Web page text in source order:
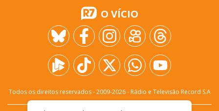
O VÍCIO
Todos os direitos reservados - 2009-2026- Rádio e Televisão Record S.A